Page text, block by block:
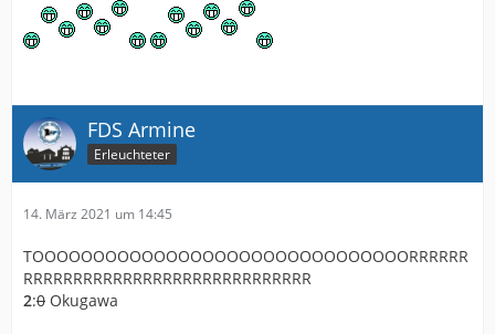
FDS Armine
Erleuchteter
14. März 2021 um 14:45
TOOOOOOOOOOOOOOOOOOOOOOOOOOOOOOORRRRRR
RRRRRRRRRRRRRRRRRRRRRRRRRRRRR
2:0 Okugawa